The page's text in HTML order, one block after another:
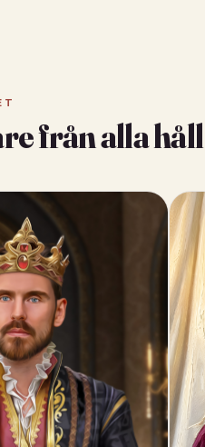
från alla håll